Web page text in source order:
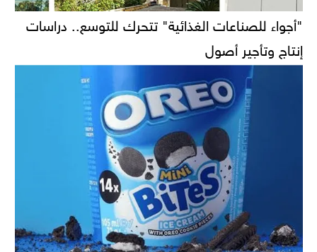
"أجواء للصناعات الغذائية" تتحرك للتوسع.. دراسات
إنتاج وتأجير أصول